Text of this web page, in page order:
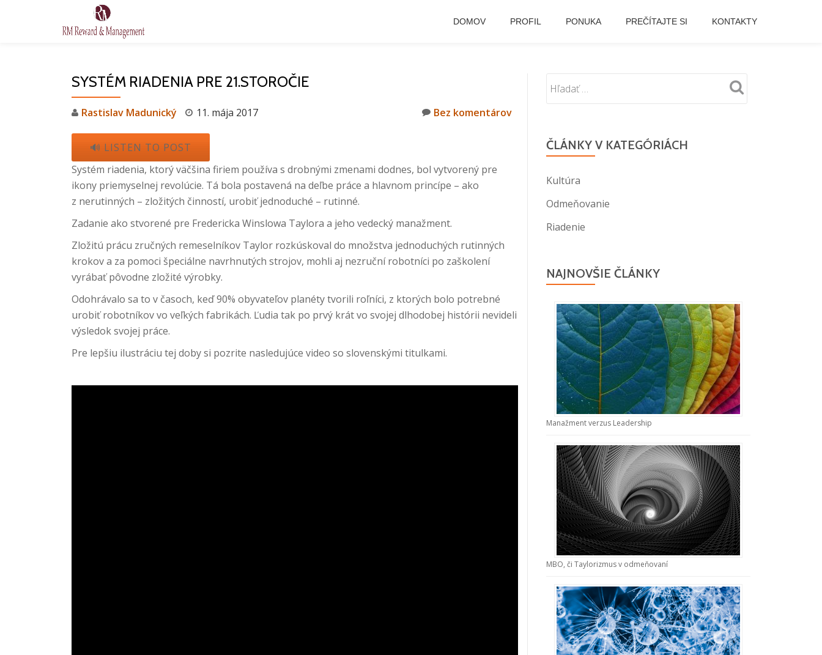
DOMOV PROFIL PONUKA PREČÍTAJTE SI KONTAKTY
SYSTÉM RIADENIA PRE 21.STOROČIE
Rastislav Madunický 11. mája 2017 Bez komentárov
🔊 LISTEN TO POST
Systém riadenia, ktorý väčšina firiem používa s drobnými zmenami dodnes, bol vytvorený pre
ikony priemyselnej revolúcie. Tá bola postavená na deľbe práce a hlavnom princípe – ako
z nerutinných – zložitých činností, urobiť jednoduché – rutinné.
Zadanie ako stvorené pre Fredericka Winslowa Taylora a jeho vedecký manažment.
Zložitú prácu zručných remeselníkov Taylor rozkúskoval do množstva jednoduchých rutinných
krokov a za pomoci špeciálne navrhnutých strojov, mohli aj nezruční robotníci po zaškolení
vyrábať pôvodne zložité výrobky.
Odohrávalo sa to v časoch, keď 90% obyvateľov planéty tvorili roľníci, z ktorých bolo potrebné
urobiť robotníkov vo veľkých fabrikách. Ľudia tak po prvý krát vo svojej dlhodobej histórii nevideli
výsledok svojej práce.
Pre lepšiu ilustráciu tej doby si pozrite nasledujúce video so slovenskými titulkami.
ČLÁNKY V KATEGÓRIÁCH
Kultúra
Odmeňovanie
Riadenie
NAJNOVŠIE ČLÁNKY
Manažment verzus Leadership
MBO, či Taylorizmus v odmeňovaní